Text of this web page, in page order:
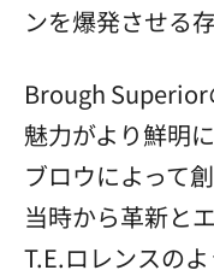
ンを爆発させる存
Brough Superior
魅力がより鮮明
ブロウによって
当時から革新と
T.E.ロレンスの